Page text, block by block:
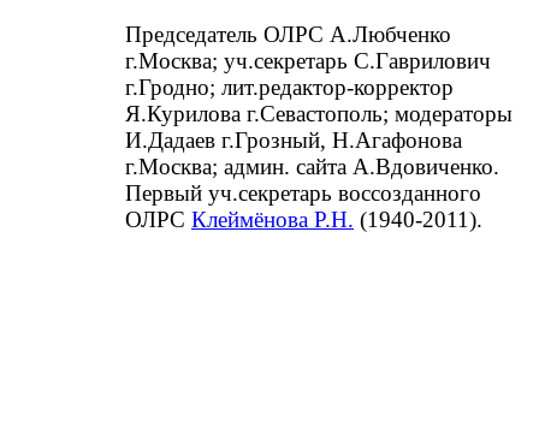
Председатель ОЛРС А.Любченко
г.Москва; уч.секретарь С.Гаврилович
г.Гродно; лит.редактор-корректор
Я.Курилова г.Севастополь; модераторы
И.Дадаев г.Грозный, Н.Агафонова
г.Москва; админ. сайта А.Вдовиченко.
Первый уч.секретарь воссозданного
ОЛРС Клеймёнова Р.Н. (1940-2011).